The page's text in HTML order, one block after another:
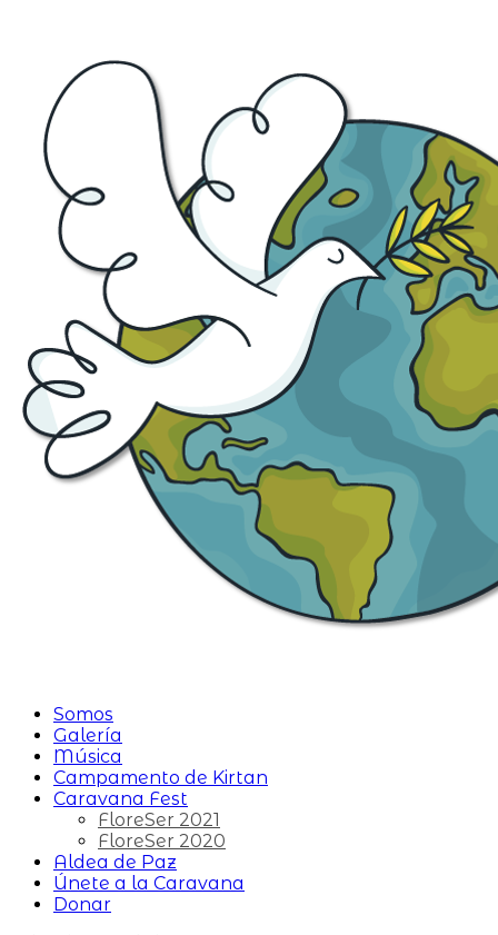
Somos
Galería
Música
Campamento de Kirtan
Caravana Fest
FloreSer 2021
FloreSer 2020
Aldea de Paz
Únete a la Caravana
Donar